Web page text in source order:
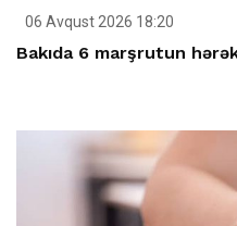
06 Avqust 2026 18:20
Bakıda 6 marşrutun